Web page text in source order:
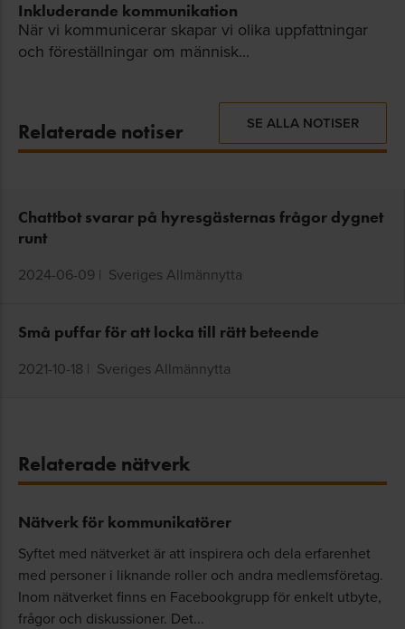
Inkluderande kommunikation
När vi kommunicerar skapar vi olika uppfattningar
och föreställningar om människ...
Relaterade notiser SE ALLA NOTISER
Chattbot svarar på hyresgästernas frågor dygnet
runt
2024-06-09 | Sveriges Allmännytta
Små puffar för att locka till rätt beteende
2021-10-18 | Sveriges Allmännytta
Relaterade nätverk
Nätverk för kommunikatörer
Syftet med nätverket är att inspirera och dela erfarenhet
med personer i liknande roller och andra medlemsföretag.
Inom nätverket finns en Facebookgrupp för enkelt utbyte,
frågor och diskussioner. Det...